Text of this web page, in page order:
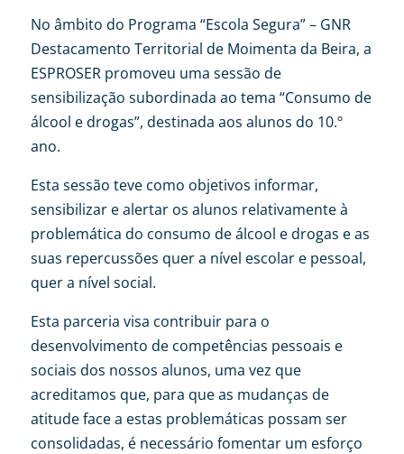
No âmbito do Programa “Escola Segura” – GNR
Destacamento Territorial de Moimenta da Beira, a
ESPROSER promoveu uma sessão de
sensibilização subordinada ao tema “Consumo de
álcool e drogas”, destinada aos alunos do 10.º
ano.
Esta sessão teve como objetivos informar,
sensibilizar e alertar os alunos relativamente à
problemática do consumo de álcool e drogas e as
suas repercussões quer a nível escolar e pessoal,
quer a nível social.
Esta parceria visa contribuir para o
desenvolvimento de competências pessoais e
sociais dos nossos alunos, uma vez que
acreditamos que, para que as mudanças de
atitude face a estas problemáticas possam ser
consolidadas, é necessário fomentar um esforço